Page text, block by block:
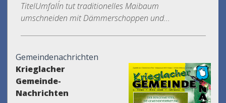
TitelUmfall´n tut traditionelles Maibaum
umschneiden mit Dämmerschoppen und...
Gemeindenachrichten
Krieglacher
Gemeinde-
Nachrichten